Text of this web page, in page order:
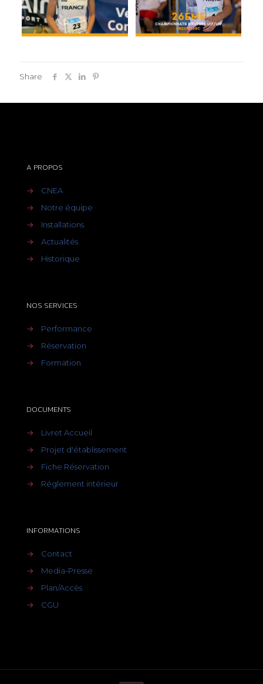
Share
A PROPOS
→
CNEA
→
Notre équipe
→
Installations
→
Actualités
→
Historique
NOS SERVICES
→
Performance
→
Réservation
→
Formation
DOCUMENTS
→
Livret Accueil
→
Projet d'établissement
→
Fiche Réservation
→
Réglement intérieur
INFORMATIONS
→
Contact
→
Media-Presse
→
Plan/Accès
→
CGU